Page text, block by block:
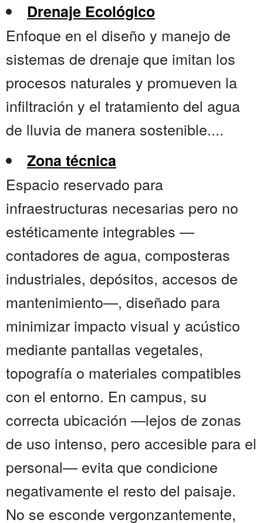
Drenaje Ecológico
Enfoque en el diseño y manejo de
sistemas de drenaje que imitan los
procesos naturales y promueven la
infiltración y el tratamiento del agua
de lluvia de manera sostenible....
Zona técnica
Espacio reservado para
infraestructuras necesarias pero no
estéticamente integrables —
contadores de agua, composteras
industriales, depósitos, accesos de
mantenimiento—, diseñado para
minimizar impacto visual y acústico
mediante pantallas vegetales,
topografía o materiales compatibles
con el entorno. En campus, su
correcta ubicación —lejos de zonas
de uso intenso, pero accesible para el
personal— evita que condicione
negativamente el resto del paisaje.
No se esconde vergonzantemente,